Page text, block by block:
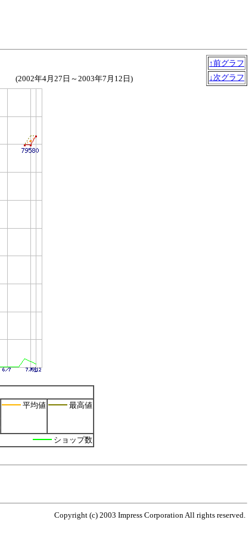
↑前グラフ
↓次グラフ
(2002年4月27日～2003年7月12日)
平均値 最高値
ショップ数
Copyright (c) 2003 Impress Corporation All rights reserved.